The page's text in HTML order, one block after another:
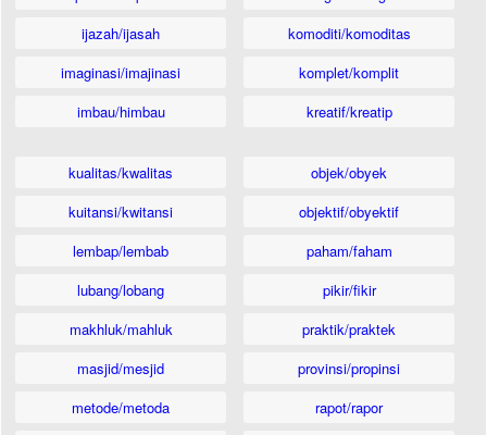
ijazah/ijasah
imaginasi/imajinasi
imbau/himbau
komoditi/komoditas
komplet/komplit
kreatif/kreatip
kualitas/kwalitas
kuitansi/kwitansi
lembap/lembab
lubang/lobang
makhluk/mahluk
masjid/mesjid
metode/metoda
objek/obyek
objektif/obyektif
paham/faham
pikir/fikir
praktik/praktek
provinsi/propinsi
rapot/rapor